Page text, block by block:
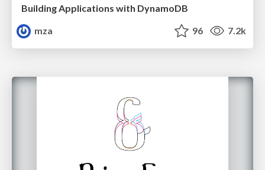
Building Applications with DynamoDB
mza
96 7.2k